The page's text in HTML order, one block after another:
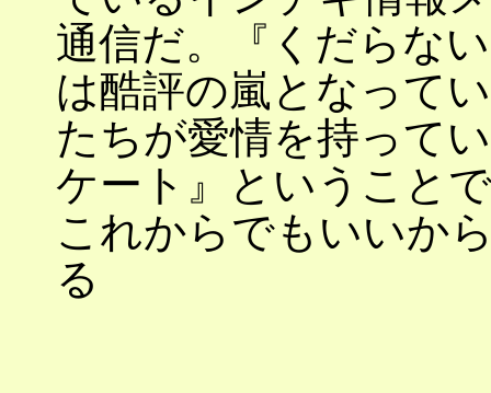
通信だ。『くだらな
は酷評の嵐となって
たちが愛情を持って
ケート』ということ
これからでもいいか
る